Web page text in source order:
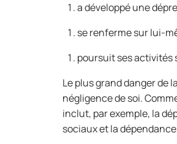
a développé une
se renferme sur lui-
poursuit ses activités
Le plus grand danger de
négligence de soi.
inclut, par exemple, la
sociaux et la